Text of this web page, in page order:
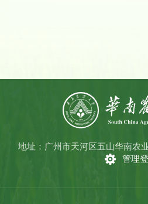
地址：广州市天河区五山华南农
管理